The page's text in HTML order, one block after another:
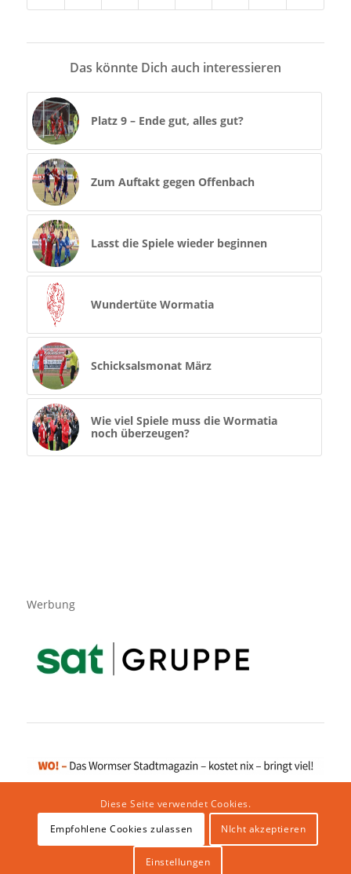
Das könnte Dich auch interessieren
Platz 9 – Ende gut, alles gut?
Zum Auftakt gegen Offenbach
Lasst die Spiele wieder beginnen
Wundertüte Wormatia
Schicksalsmonat März
Wie viel Spiele muss die Wormatia
noch überzeugen?
Werbung
Impressum|Datenschutzerklärung|Website von klicklabor.de|
Diese Seite verwendet Cookies.
Empfohlene Cookies zulassen
NIcht akzeptieren
Einstellungen